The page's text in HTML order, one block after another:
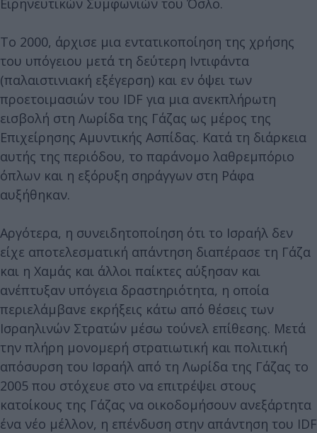
Το 2000, άρχισε μια εντατικοποίηση της χρήσης
του υπόγειου μετά τη δεύτερη Ιντιφάντα
(παλαιστινιακή εξέγερση) και εν όψει των
προετοιμασιών του IDF για μια ανεκπλήρωτη
εισβολή στη Λωρίδα της Γάζας ως μέρος της
Επιχείρησης Αμυντικής Ασπίδας. Κατά τη διάρκεια
αυτής της περιόδου, το παράνομο λαθρεμπόριο
όπλων και η εξόρυξη σηράγγων στη Ράφα
αυξήθηκαν.
Αργότερα, η συνειδητοποίηση ότι το Ισραήλ δεν
είχε αποτελεσματική απάντηση διαπέρασε τη Γάζα
και η Χαμάς και άλλοι παίκτες αύξησαν και
ανέπτυξαν υπόγεια δραστηριότητα, η οποία
περιελάμβανε εκρήξεις κάτω από θέσεις των
Ισραηλινών Στρατών μέσω τούνελ επίθεσης. Μετά
την πλήρη μονομερή στρατιωτική και πολιτική
απόσυρση του Ισραήλ από τη Λωρίδα της Γάζας το
2005 που στόχευε στο να επιτρέψει στους
κατοίκους της Γάζας να οικοδομήσουν ανεξάρτητα
ένα νέο μέλλον, η επένδυση στην απάντηση του IDF